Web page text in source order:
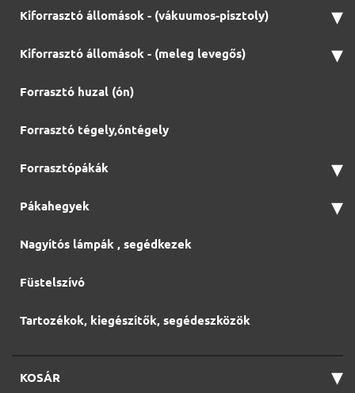
Kiforrasztó állomások - (vákuumos-pisztoly) ▾
Kiforrasztó állomások - (meleg levegős) ▾
Forrasztó huzal (ón)
Forrasztó tégely,óntégely
Forrasztópákák ▾
Pákahegyek ▾
Nagyítós lámpák , segédkezek
Füstelszívó
Tartozékok, kiegészítők, segédeszközök
KOSÁR ▾